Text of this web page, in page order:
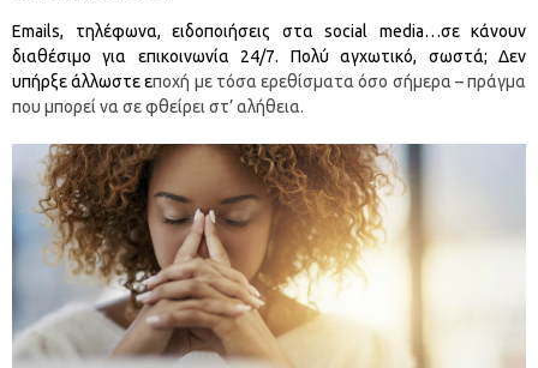
Emails, τηλέφωνα, ειδοποιήσεις στα social media…σε κάνουν
διαθέσιμο για επικοινωνία 24/7. Πολύ αγχωτικό, σωστά; Δεν
υπήρξε άλλωστε εποχή με τόσα ερεθίσματα όσο σήμερα – πράγμα
που μπορεί να σε φθείρει στ’ αλήθεια.